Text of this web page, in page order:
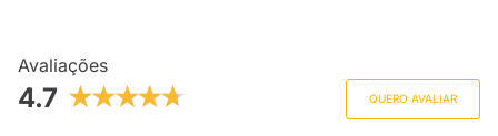
Avaliações
4.7 QUERO AVALIAR